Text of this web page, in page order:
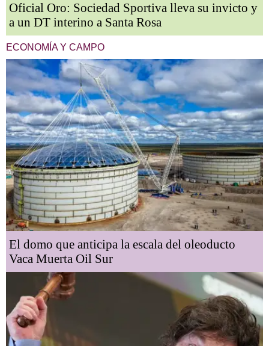
Oficial Oro: Sociedad Sportiva lleva su invicto y
a un DT interino a Santa Rosa
ECONOMÍA Y CAMPO
El domo que anticipa la escala del oleoducto
Vaca Muerta Oil Sur